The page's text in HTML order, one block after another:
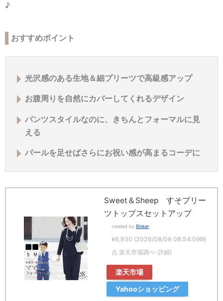
♪
おすすめポイント
光沢感のある生地＆細プリーツで高級感アップ
お腹周りを自然にカバーしてくれるデザイン
パンツスタイルなのに、きちんとフォーマルに見
える
パールを足せばさらにお祝い感が高まるコーデに
Sweet＆Sheep すそプリー
ツトップスセットアップ
created by Rinker
¥6,930 (2026/08/08 08:54:09時
点 楽天市場調べ-詳細)
楽天市場
Yahooショッピング